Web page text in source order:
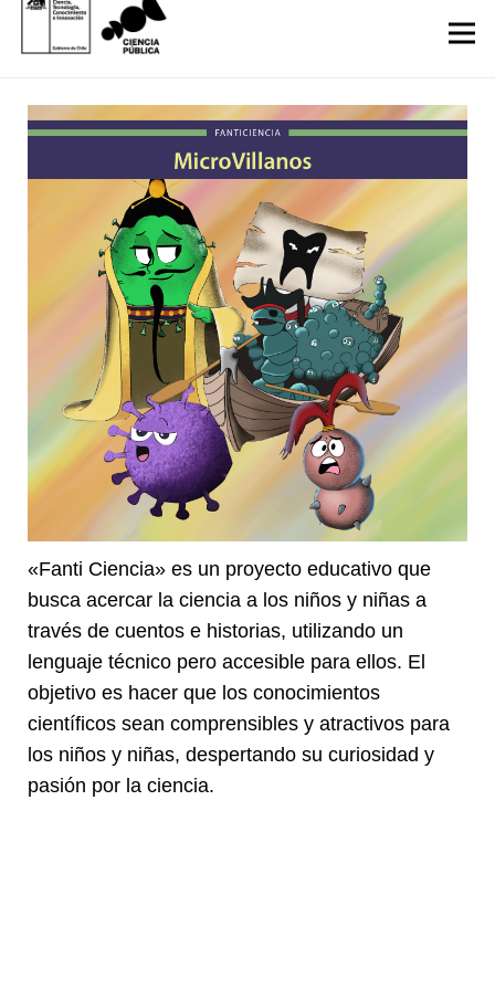
«Fanti Ciencia» es un proyecto educativo que
busca acercar la ciencia a los niños y niñas a
través de cuentos e historias, utilizando un
lenguaje técnico pero accesible para ellos. El
objetivo es hacer que los conocimientos
científicos sean comprensibles y atractivos para
los niños y niñas, despertando su curiosidad y
pasión por la ciencia.